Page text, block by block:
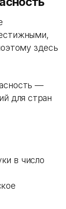
здесь
—
для стран
в число